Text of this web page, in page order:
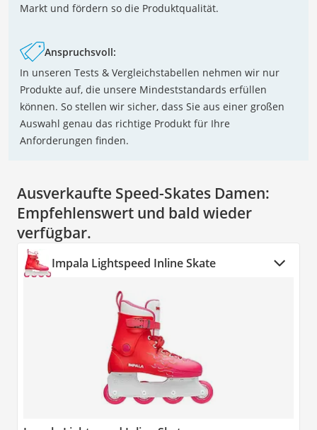
Markt und fördern so die Produktqualität.
Anspruchsvoll:
In unseren Tests & Vergleichstabellen nehmen wir nur
Produkte auf, die unsere Mindeststandards erfüllen
können. So stellen wir sicher, dass Sie aus einer großen
Auswahl genau das richtige Produkt für Ihre
Anforderungen finden.
Ausverkaufte Speed-Skates Damen:
Empfehlenswert und bald wieder
verfügbar.
Impala Lightspeed Inline Skate